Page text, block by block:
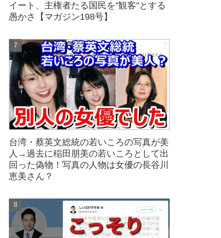
イート、主権者たる国民を"観客"とする
愚かさ【マガジン198号】
台湾・蔡英文総統の若いころの写真が美
人→過去に稲田朋美の若いころとして出
回った偽物！写真の人物は女優の長谷川
恵美さん？